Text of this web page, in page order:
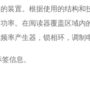
装置。根据使用的结构和
率。在阅读器覆盖区域
率产生器，锁相环，调
信息。